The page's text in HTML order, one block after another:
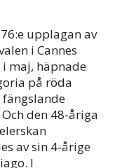
upplagan av
i Cannes
maj, häpnade
på röda
den 48-åriga
av sin 4-årige
I